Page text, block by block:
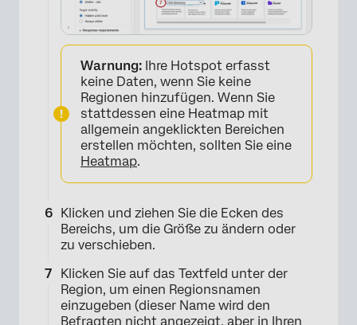
×
Warnung: Ihre Hotspot erfasst
keine Daten, wenn Sie keine
Regionen hinzufügen. Wenn Sie
stattdessen eine Heatmap mit
allgemein angeklickten Bereichen
erstellen möchten, sollten Sie eine
Heatmap.
Klicken und ziehen Sie die Ecken des
Bereichs, um die Größe zu ändern oder
zu verschieben.
Klicken Sie auf das Textfeld unter der
Region, um einen Regionsnamen
einzugeben (dieser Name wird den
Befragten nicht angezeigt, aber in Ihren